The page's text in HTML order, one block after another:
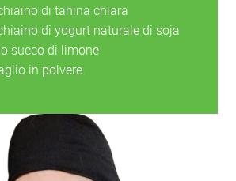
di tahina chiara
di yogurt naturale di soja
succo di limone
in polvere.